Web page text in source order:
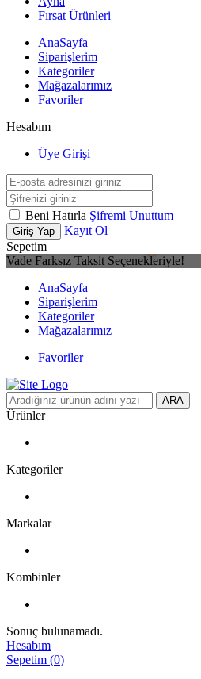
Fırsat Ürünleri
AnaSayfa
Siparişlerim
Kategoriler
Mağazalarımız
Favoriler
Hesabım
Üye Girişi
Beni Hatırla Şifremi Unuttum
Giriş Yap
Kayıt Ol
Sepetim
Vade Farksız Taksit Seçenekleriyle!
AnaSayfa
Siparişlerim
Kategoriler
Mağazalarımız
Favoriler
ARA
Ürünler
Kategoriler
Markalar
Kombinler
Sonuç bulunamadı.
Hesabım
Sepetim (0)